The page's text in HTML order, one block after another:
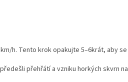
h. Tento krok opakujte 5–6krát, aby se
přehřátí a vzniku horkých skvrn na